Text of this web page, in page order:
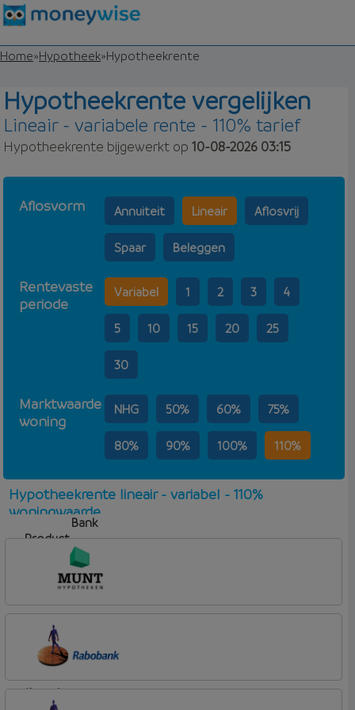
Home»Hypotheek»Hypotheekrente
Hypotheekrente vergelijken
Lineair - variabele rente - 110% tarief
Hypotheekrente bijgewerkt op10-08-2026 03:15
Aflosvorm Annuiteit Lineair Aflosvrij
Spaar Beleggen
Rentevaste
periode
Variabel 1 2 3 4
5 10 15 20 25
30
Marktwaarde
woning
NHG 50% 60% 75%
80% 90% 100% 110%
Hypotheekrente lineair - variabel - 110%
woningwaarde
Bank
Product
Aflosvorm
Munt Hypotheken
lineair
Rabobank Spaarbank